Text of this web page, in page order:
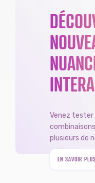
Venez
plusieurs de
EN SAVOIR PLUS